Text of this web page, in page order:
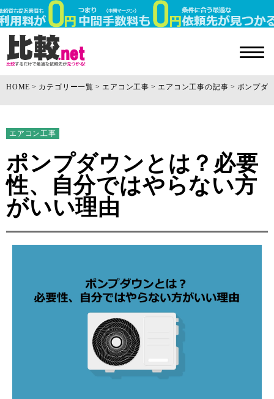
HOME カテゴリー一覧 エアコン工事 エアコン工事の記事 ポンプダ
エアコン工事
ポンプダウンとは？必要
性、自分ではやらない方
がいい理由